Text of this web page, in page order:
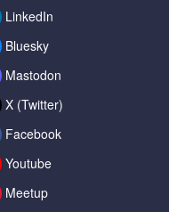
LinkedIn
Bluesky
Mastodon
X (Twitter)
Facebook
Youtube
Meetup